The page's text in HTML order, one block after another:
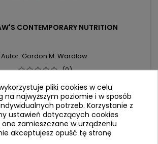
CONTEMPORARY NUTRITION
Autor: Gordon M. Wardlaw
(0)
Cena
743,28 złCena
podstawowa
782,40 zł
 Dodaj do koszyka
pliki cookies w celu
na najwyższym poziomie i w sposób
potrzeb. Korzystanie z
ustawień dotyczących cookies
zamieszczane w urządzeniu
akceptujesz opuść tę stronę